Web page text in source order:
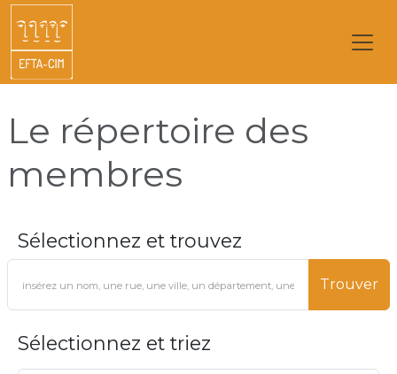
Le répertoire des
membres
Sélectionnez et trouvez
Trouver
Sélectionnez et triez